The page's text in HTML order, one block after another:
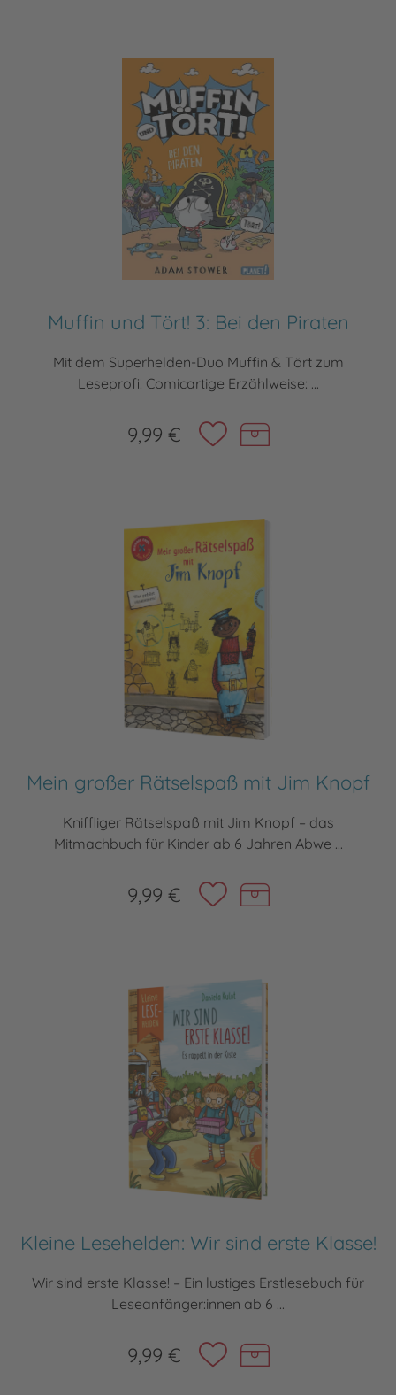
Muffin und Tört! 3: Bei den Piraten
Mit dem Superhelden-Duo Muffin & Tört zum
Leseprofi! Comicartige Erzählweise: ...
9,99 €
Mein großer Rätselspaß mit Jim Knopf
Kniffliger Rätselspaß mit Jim Knopf – das
Mitmachbuch für Kinder ab 6 Jahren Abwe ...
9,99 €
Kleine Lesehelden: Wir sind erste Klasse!
Wir sind erste Klasse! – Ein lustiges Erstlesebuch für
Leseanfänger:innen ab 6 ...
9,99 €